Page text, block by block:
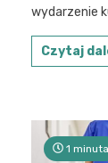
wydarzenie
Czytaj
1 minuta